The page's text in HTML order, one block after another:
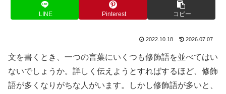
LINE Pinterest コピー
2022.10.18 2026.07.07
文を書くとき、一つの言葉にいくつも修飾語を並べてはい
ないでしょうか。詳しく伝えようとすればするほど、修飾
語が多くなりがちな人がいます。しかし修飾語が多いと、